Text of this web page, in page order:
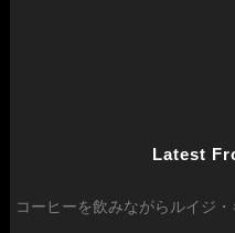
Latest
コーヒーを飲みながらルイジ